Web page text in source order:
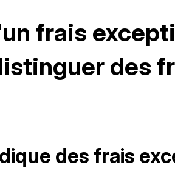
frais
des
des frais